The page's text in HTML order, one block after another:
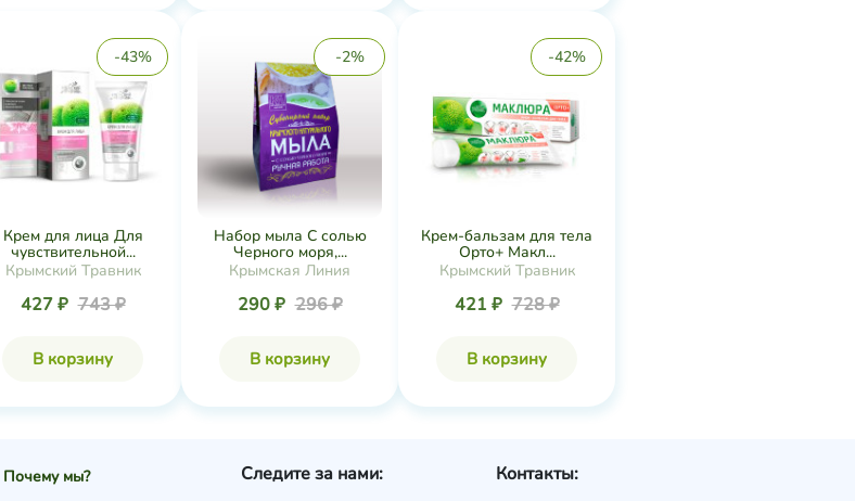
-43%
Крем для лица Для
чувствительной...
Крымский Травник
427 ₽ 743 ₽
В корзину
-2%
Набор мыла С солью
Черного моря,...
Крымская Линия
290 ₽ 296 ₽
В корзину
-42%
Крем-бальзам для тела
Орто+ Макл...
Крымский Травник
421 ₽ 728 ₽
В корзину
Почему мы? Следите за нами: Контакты: